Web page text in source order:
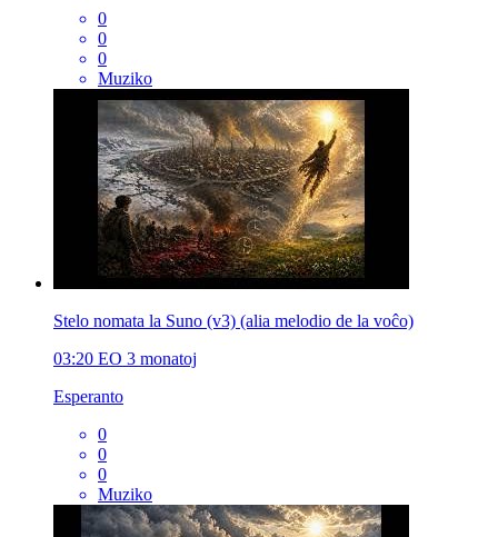
0
0
0
Muziko
Stelo nomata la Suno (v3) (alia melodio de la voĉo)
03:20 EO 3 monatoj
Esperanto
0
0
0
Muziko